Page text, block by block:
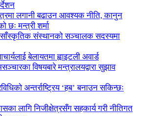
लगानी बढाउन आवश्यक नीति, कानुन
छः मन्त्री शर्मा
संस्थानको सञ्चालक सदस्यमा
बेलायतमा ह्वाइटली अवार्ड
विषयबारे मन्त्रालयद्वारा सुझाव
अन्तर्राष्ट्रिय ‘हब’ बनाउन सकिन्छः
लागि निजीक्षेत्रसँग सहकार्य गरी नीतिगत